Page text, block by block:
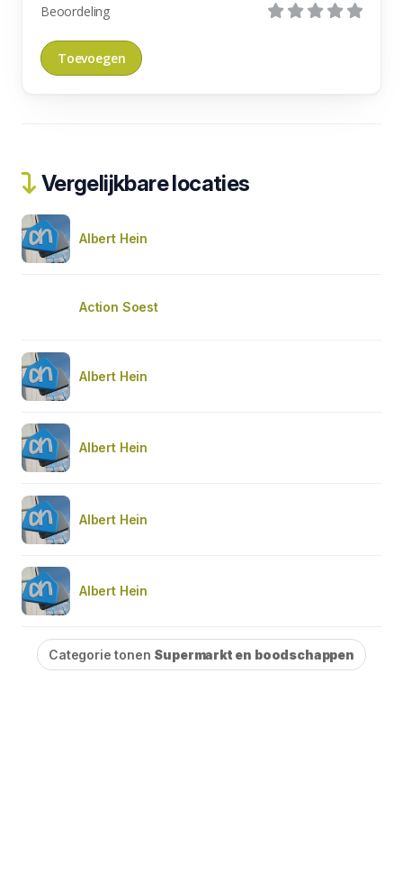
Beoordeling
Vergelijkbare locaties
Albert Hein
Action Soest
Albert Hein
Albert Hein
Albert Hein
Albert Hein
Categorie tonen Supermarkt en boodschappen